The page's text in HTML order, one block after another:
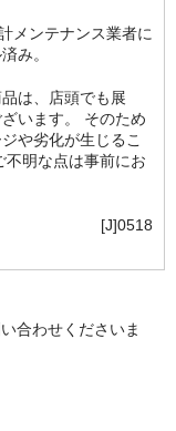
メンテナンス業者に
み。
は、店頭でも展
います。 そのため
や劣化が生じるこ
不明な点は事前にお
[J]0518
合わせくださいま